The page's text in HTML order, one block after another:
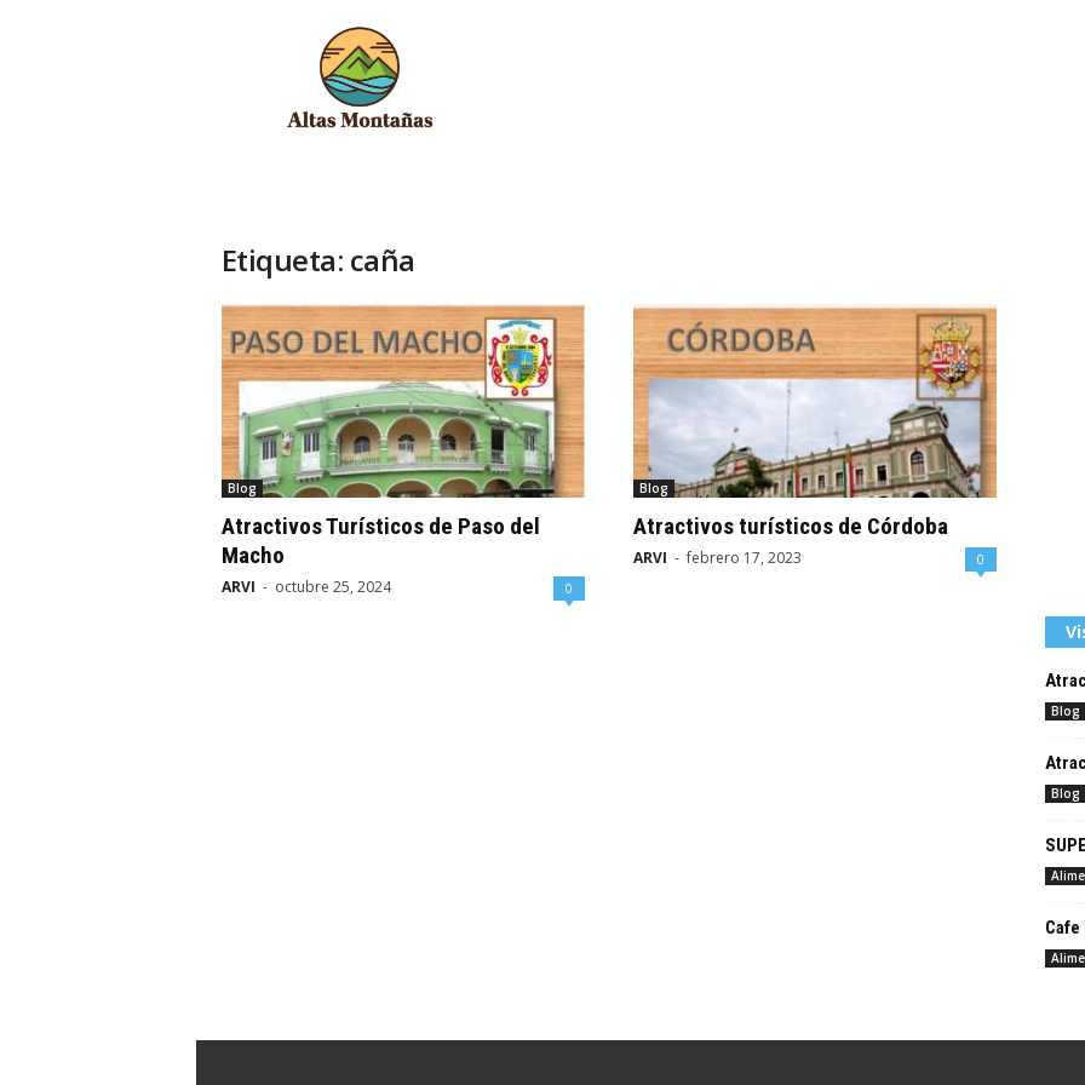
Etiqueta: caña
Blog
Atractivos Turísticos de Paso del
Macho
ARVI - octubre 25, 2024 0
Blog
Atractivos turísticos de Córdoba
ARVI - febrero 17, 2023 0
Blog
Blog
Cafe